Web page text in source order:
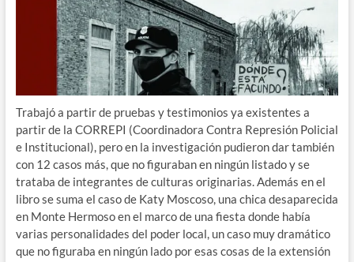
Trabajó a partir de pruebas y testimonios ya existentes a
partir de la CORREPI (Coordinadora Contra Represión Policial
e Institucional), pero en la investigación pudieron dar también
con 12 casos más, que no figuraban en ningún listado y se
trataba de integrantes de culturas originarias. Además en el
libro se suma el caso de Katy Moscoso, una chica desaparecida
en Monte Hermoso en el marco de una fiesta donde había
varias personalidades del poder local, un caso muy dramático
que no figuraba en ningún lado por esas cosas de la extensión